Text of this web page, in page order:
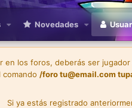
Novedades
en los foros, deberás ser
/forotu@email.com
Si ya estás registrado